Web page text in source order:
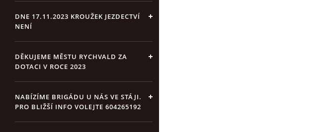
DNE 17.11.2023 KROUŽEK JEZDECTVÍ
NENÍ
DĚKUJEME MĚSTU RYCHVALD ZA
DOTACI V ROCE 2023
NABÍZÍME BRIGÁDU U NÁS VE STÁJI.
PRO BLIŽŠÍ INFO VOLEJTE 604265192